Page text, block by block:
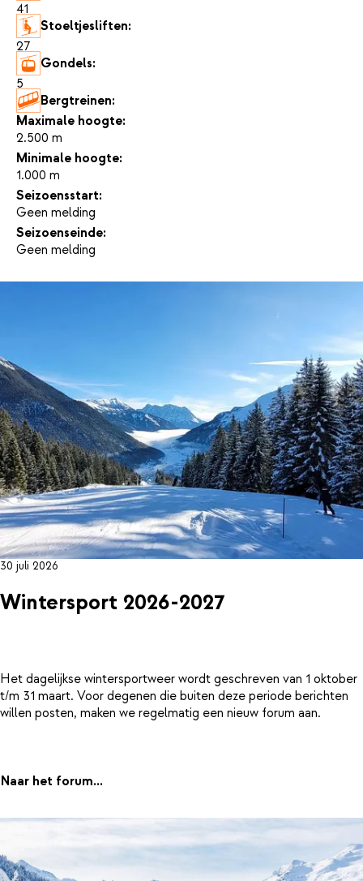
41
Stoeltjesliften:
27
Gondels:
5
Bergtreinen:
-
Maximale hoogte:
2.500 m
Minimale hoogte:
1.000 m
Seizoensstart:
Geen melding
Seizoenseinde:
Geen melding
30 juli 2026
Wintersport 2026-2027
Het dagelijkse wintersportweer wordt geschreven van 1 oktober
t/m 31 maart. Voor degenen die buiten deze periode berichten
willen posten, maken we regelmatig een nieuw forum aan.
Naar het forum...